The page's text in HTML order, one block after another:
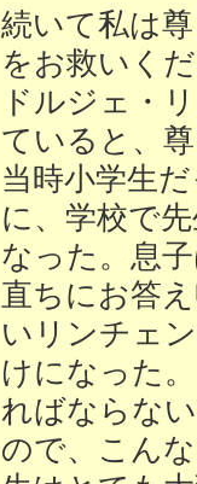
続いて私は
をお救いく
ドルジェ・
ていると、
当時小学生
に、学校で
なった。息
直ちにお答
いリンチェ
けになった
ればならな
ので、こん